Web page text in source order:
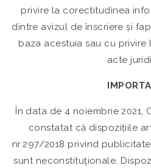
privire la corectitudinea
dintre avizul de înscriere și
baza acestuia sau cu
acte
În data de 4 noiembrie 2021,
constatat că dispozițiile
nr.297/2018 privind
sunt neconstituţionale.